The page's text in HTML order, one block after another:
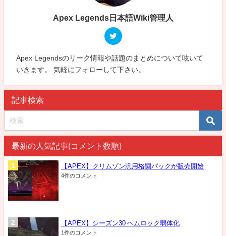
Apex Legends日本語Wiki管理人
Apex Legendsのリーク情報や話題のまとめについて呟いて
いきます。 気軽にフォローして下さい。
記事検索
最新の人気記事(コメント数順)
【APEX】クリムゾン汎用格闘パックが販売開始
4件のコメント
【APEX】シーズン30 ヘムロック弱体化
1件のコメント